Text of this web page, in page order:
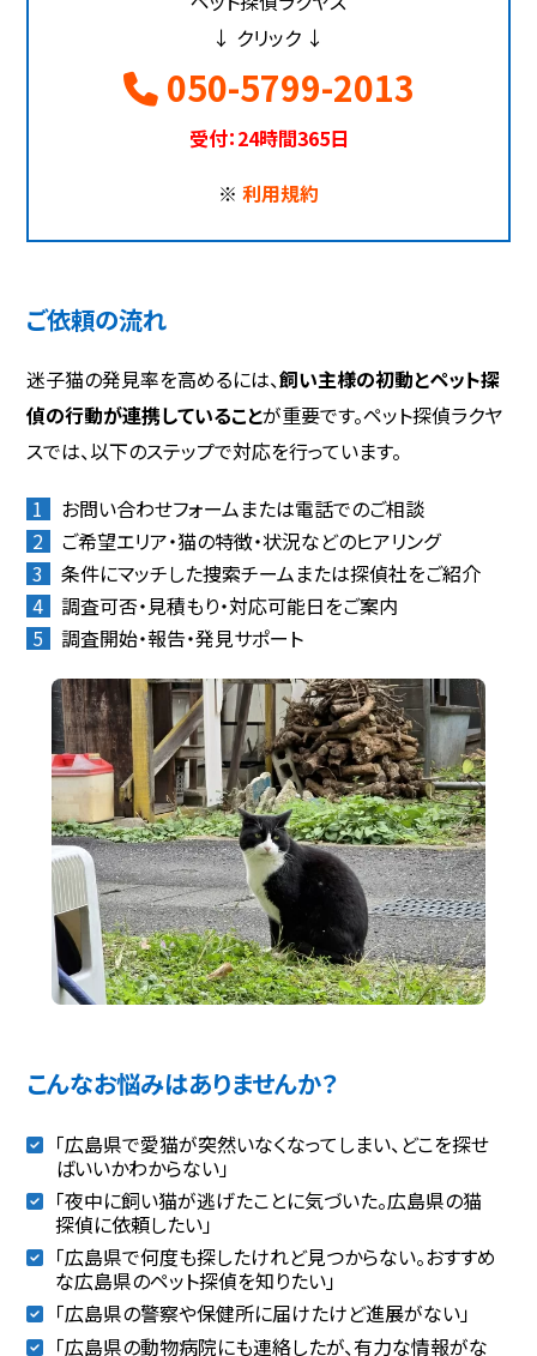
↓ クリック ↓
050-5799-2013
受付：24時間365日
※ 利用規約
ご依頼の流れ
迷子猫の発見率を高めるには、飼い主様の初動とペット探
偵の行動が連携していることが重要です。ペット探偵ラクヤ
スでは、以下のステップで対応を行っています。
お問い合わせフォームまたは電話でのご相談
ご希望エリア・猫の特徴・状況などのヒアリング
条件にマッチした捜索チームまたは探偵社をご紹介
調査可否・見積もり・対応可能日をご案内
調査開始・報告・発見サポート
こんなお悩みはありませんか？
「広島県で愛猫が突然いなくなってしまい、どこを探せ
ばいいかわからない」
「夜中に飼い猫が逃げたことに気づいた。広島県の猫
探偵に依頼したい」
「広島県で何度も探したけれど見つからない。おすすめ
な広島県のペット探偵を知りたい」
「広島県の警察や保健所に届けたけど進展がない」
「広島県の動物病院にも連絡したが、有力な情報がな